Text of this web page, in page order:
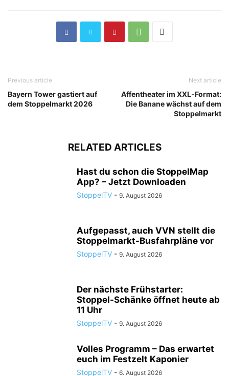
Previous article
Bayern Tower gastiert auf
dem Stoppelmarkt 2026
Next article
Affentheater im XXL-Format:
Die Banane wächst auf dem
Stoppelmarkt
RELATED ARTICLES
Hast du schon die StoppelMap
App? – Jetzt Downloaden
StoppelTV - 9. August 2026
Aufgepasst, auch VVN stellt die
Stoppelmarkt-Busfahrpläne vor
StoppelTV - 9. August 2026
Der nächste Frühstarter:
Stoppel-Schänke öffnet heute ab
11 Uhr
StoppelTV - 9. August 2026
Volles Programm – Das erwartet
euch im Festzelt Kaponier
StoppelTV - 6. August 2026